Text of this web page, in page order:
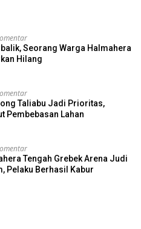
Seorang Warga Halmahera
Hilang
Taliabu Jadi Prioritas,
Pembebasan Lahan
Tengah Grebek Arena Judi
Pelaku Berhasil Kabur